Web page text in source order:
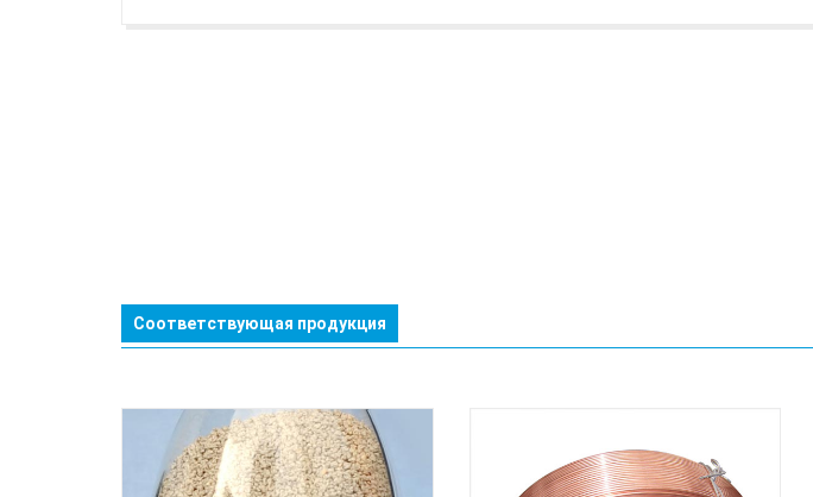
Соответствующая продукция